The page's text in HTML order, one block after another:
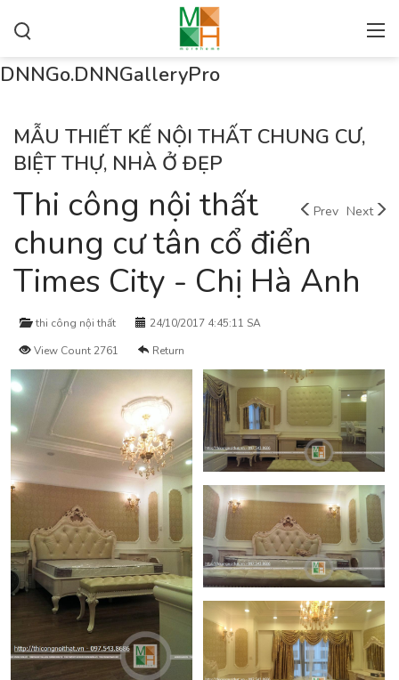
DNNGo.DNNGalleryPro
MẪU THIẾT KẾ NỘI THẤT CHUNG CƯ,
BIỆT THỰ, NHÀ Ở ĐẸP
Prev Next
Thi công nội thất
chung cư tân cổ điển
Times City - Chị Hà Anh
thi công nội thất
24/10/2017 4:45:11 SA
View Count 2761
Return